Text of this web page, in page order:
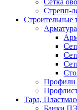
Сетка
Стрепп-
Строительные
Профили
Тара,
Банки